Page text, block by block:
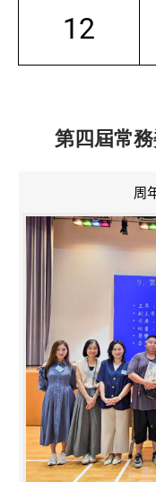
12
第四屆常
周